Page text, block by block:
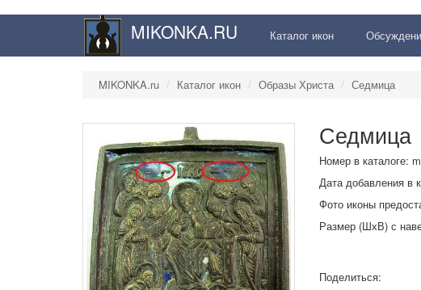
MIKONKA.RU Каталог икон
MIKONKA.ru Каталог икон Образы Христа Седмица
Седмица
Номер в каталоге:
Дата добавления в
Фото иконы
Размер (ШхВ) с
Поделиться: